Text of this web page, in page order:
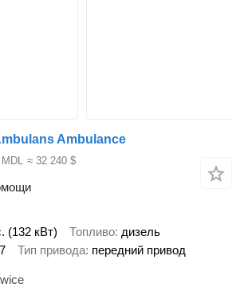
Ambulance
≈ 32 240 $
(132 кВт) Топливо дизель
7 Тип привода передний привод